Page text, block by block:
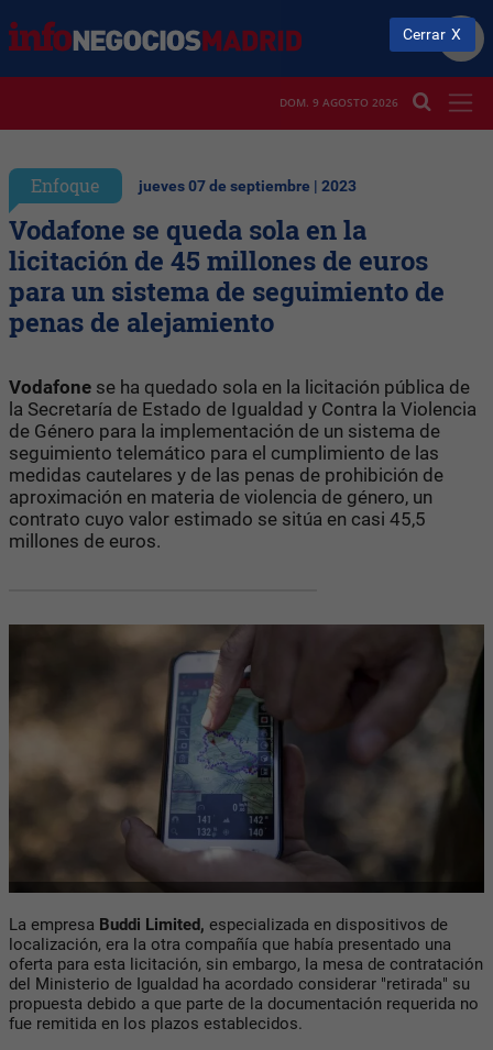
DOM. 9 AGOSTO 2026
Enfoque jueves 07 de septiembre | 2023
Vodafone se queda sola en la
licitación de 45 millones de euros
para un sistema de seguimiento de
penas de alejamiento
Vodafone se ha quedado sola en la licitación pública de
la Secretaría de Estado de Igualdad y Contra la Violencia
de Género para la implementación de un sistema de
seguimiento telemático para el cumplimiento de las
medidas cautelares y de las penas de prohibición de
aproximación en materia de violencia de género, un
contrato cuyo valor estimado se sitúa en casi 45,5
millones de euros.
La empresa Buddi Limited, especializada en dispositivos de
localización, era la otra compañía que había presentado una
oferta para esta licitación, sin embargo, la mesa de contratación
del Ministerio de Igualdad ha acordado considerar "retirada" su
propuesta debido a que parte de la documentación requerida no
fue remitida en los plazos establecidos.
Cerrar